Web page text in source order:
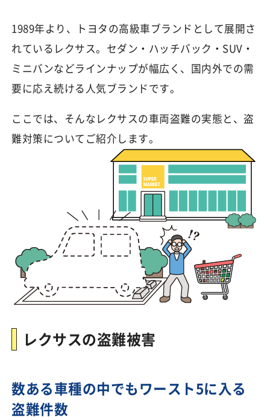
1989年より、トヨタの高級車ブランドとして展開さ
れているレクサス。セダン・ハッチバック・SUV・
ミニバンなどラインナップが幅広く、国内外での需
要に応え続ける人気ブランドです。
ここでは、そんなレクサスの車両盗難の実態と、盗
難対策についてご紹介します。
レクサスの盗難被害
数ある車種の中でもワースト5に入る
盗難件数